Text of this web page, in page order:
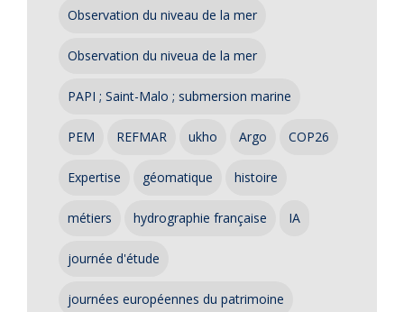
Observation du niveau de la mer
Observation du niveua de la mer
PAPI ; Saint-Malo ; submersion marine
PEM REFMAR ukho Argo COP26
Expertise géomatique histoire
métiers hydrographie française IA
journée d'étude
journées européennes du patrimoine